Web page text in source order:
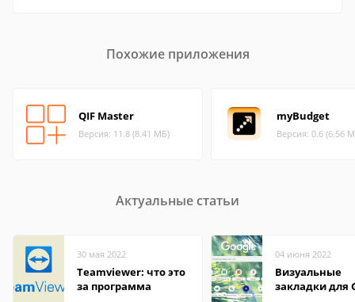
Похожие приложения
QIF Master
Версия: 11.8 (8.41 МБ)
myBudget
Версия: 0.6 (6.56
Актуальные статьи
30 мая 2022
Teamviewer: что это
за программа
04 июня 2022
Визуальные
закладки для